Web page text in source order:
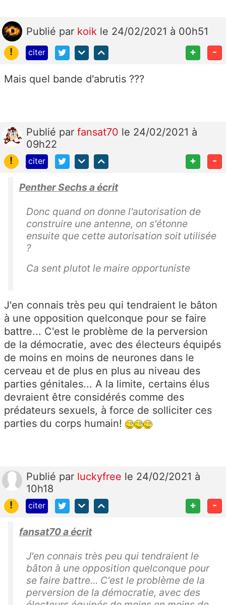
Publié par koik le 24/02/2021 à 00h51
!
citer + -
Mais quel bande d'abrutis ???
Publié par fansat70 le 24/02/2021 à
09h22
!
citer + -
Penther Sechs a écrit
Donc quand on donne l'autorisation de
construire une antenne, on s'étonne
ensuite que cette autorisation soit utilisée
?
Ca sent plutot le maire opportuniste
J'en connais très peu qui tendraient le bâton
à une opposition quelconque pour se faire
battre... C'est le problème de la perversion
de la démocratie, avec des électeurs équipés
de moins en moins de neurones dans le
cerveau et de plus en plus au niveau des
parties génitales... A la limite, certains élus
devraient être considérés comme des
prédateurs sexuels, à force de solliciter ces
parties du corps humain!
Publié par luckyfree le 24/02/2021 à
10h18
!
citer + -
fansat70 a écrit
J'en connais très peu qui tendraient le
bâton à une opposition quelconque pour
se faire battre... C'est le problème de la
perversion de la démocratie, avec des